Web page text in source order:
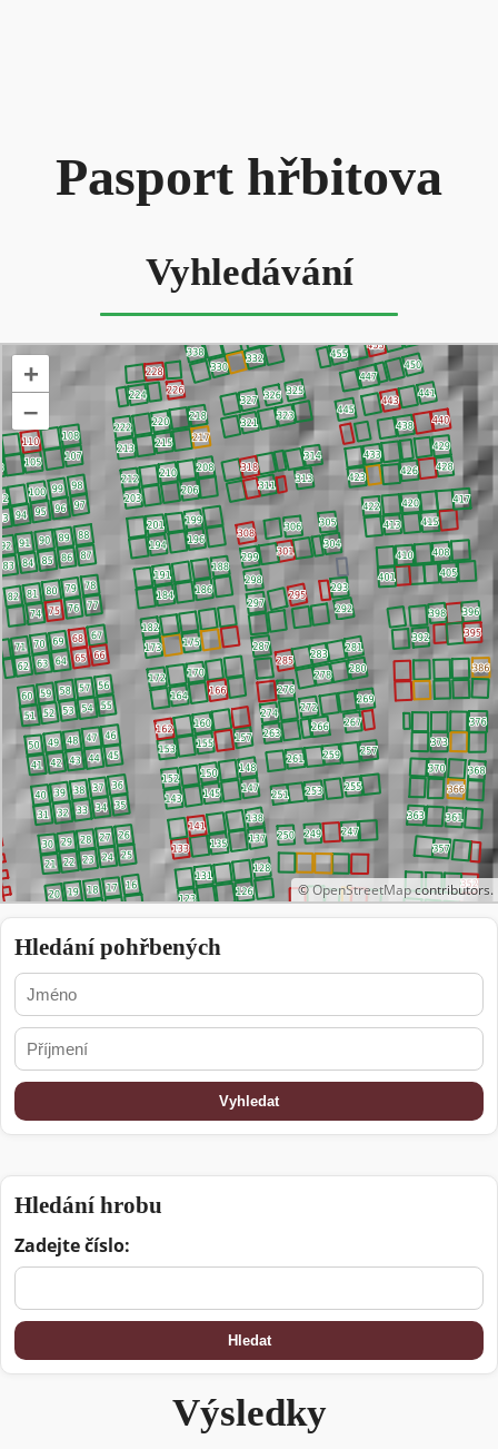
Pasport hřbitova
Vyhledávání
+
–
©OpenStreetMapcontributors.
Hledání pohřbených
Vyhledat
Hledání hrobu
Zadejte číslo:
Hledat
Výsledky